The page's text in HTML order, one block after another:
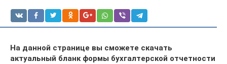
На данной странице вы сможете скачать
актуальный бланк формы бухгалтерской отчетности